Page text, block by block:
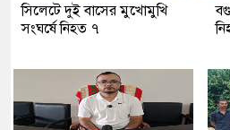
সিলেটে দুই বাসের মুখোমুখি
সংঘর্ষে নিহত ৭